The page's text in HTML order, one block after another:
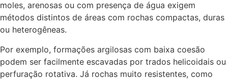
moles, arenosas ou com presença de água exigem
métodos distintos de áreas com rochas compactas, duras
ou heterogêneas.
Por exemplo, formações argilosas com baixa coesão
podem ser facilmente escavadas por trados helicoidais ou
perfuração rotativa. Já rochas muito resistentes, como